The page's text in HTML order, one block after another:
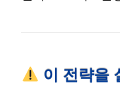
이 전략을